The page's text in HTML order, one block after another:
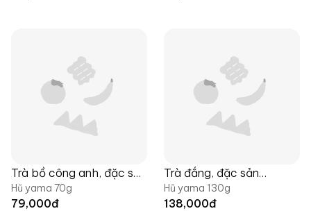
Trà bồ công anh, đặc sản
Langfarm
Hũ yama 70g
79,000đ
Trà đắng, đặc sản
Langfarm
Hũ yama 130g
138,000đ